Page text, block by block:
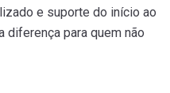
e suporte do início ao
diferença para quem não